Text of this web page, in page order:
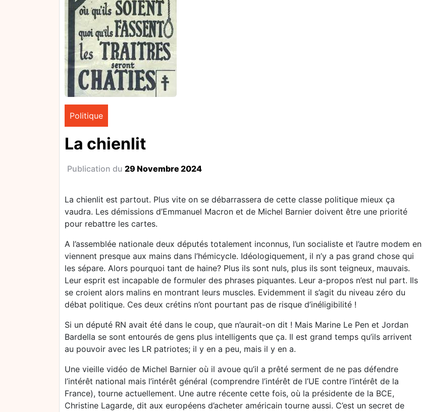
Politique
La chienlit
Publication du 29 Novembre 2024
La chienlit est partout. Plus vite on se débarrassera de cette classe politique mieux ça
vaudra. Les démissions d’Emmanuel Macron et de Michel Barnier doivent être une priorité
pour rebattre les cartes.
A l’assemblée nationale deux députés totalement inconnus, l’un socialiste et l’autre modem en
viennent presque aux mains dans l’hémicycle. Idéologiquement, il n’y a pas grand chose qui
les sépare. Alors pourquoi tant de haine? Plus ils sont nuls, plus ils sont teigneux, mauvais.
Leur esprit est incapable de formuler des phrases piquantes. Leur a-propos n’est nul part. Ils
se croient alors malins en montrant leurs muscles. Evidemment il s’agit du niveau zéro du
débat politique. Ces deux crétins n’ont pourtant pas de risque d’inéligibilité !
Si un député RN avait été dans le coup, que n’aurait-on dit ! Mais Marine Le Pen et Jordan
Bardella se sont entourés de gens plus intelligents que ça. Il est grand temps qu’ils arrivent
au pouvoir avec les LR patriotes; il y en a peu, mais il y en a.
Une vieille vidéo de Michel Barnier où il avoue qu’il a prêté serment de ne pas défendre
l’intérêt national mais l’intérêt général (comprendre l’intérêt de l’UE contre l’intérêt de la
France), tourne actuellement. Une autre récente cette fois, où la présidente de la BCE,
Christine Lagarde, dit aux européens d’acheter américain tourne aussi. C’est un secret de